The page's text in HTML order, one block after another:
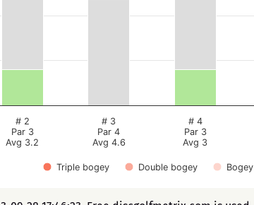
Triple bogey Double bogey Bogey
# 2
Par 3
Avg 3.2
# 3
Par 4
Avg 4.6
# 4
Par 3
Avg 3